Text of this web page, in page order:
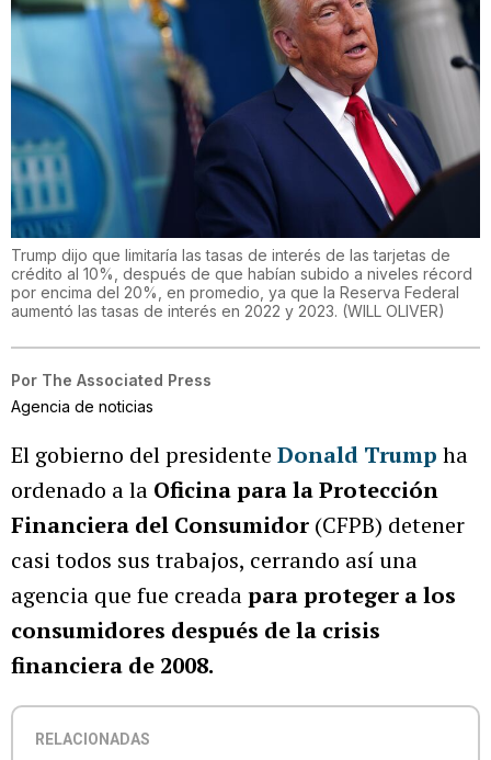
Trump dijo que limitaría las tasas de interés de las tarjetas de
crédito al 10%, después de que habían subido a niveles récord
por encima del 20%, en promedio, ya que la Reserva Federal
aumentó las tasas de interés en 2022 y 2023. (WILL OLIVER)
Por The Associated Press
Agencia de noticias
El gobierno del presidente Donald Trump ha
ordenado a la Oficina para la Protección
Financiera del Consumidor (CFPB) detener
casi todos sus trabajos, cerrando así una
agencia que fue creadapara proteger a los
consumidores después de la crisis
financiera de 2008.
RELACIONADAS